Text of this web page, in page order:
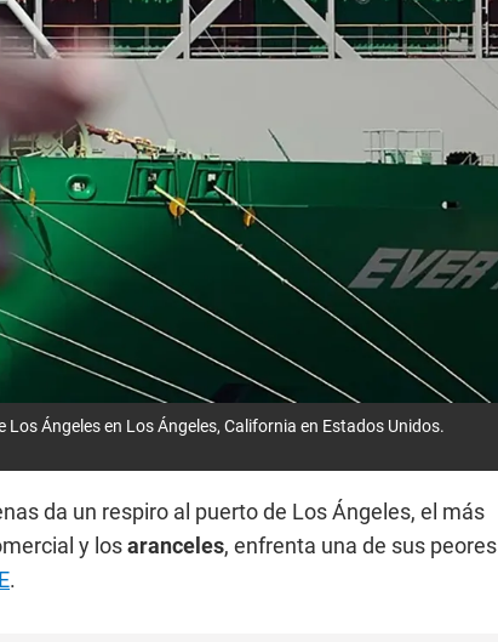
Ángeles en Los Ángeles, California en Estados Unidos.
da un respiro al puerto de Los Ángeles, el más
y losaranceles, enfrenta una de sus peores
.